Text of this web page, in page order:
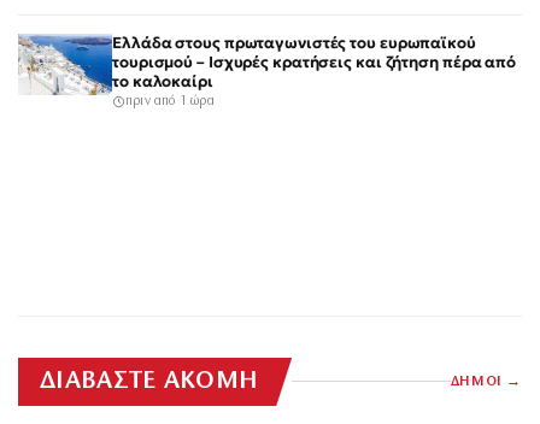
Ελλάδα στους πρωταγωνιστές του ευρωπαϊκού
τουρισμού – Ισχυρές κρατήσεις και ζήτηση πέρα από
το καλοκαίρι
πριν από 1 ώρα
ΔΙΑΒΑΣΤΕ ΑΚΟΜΗ ΔΗΜΟΙ